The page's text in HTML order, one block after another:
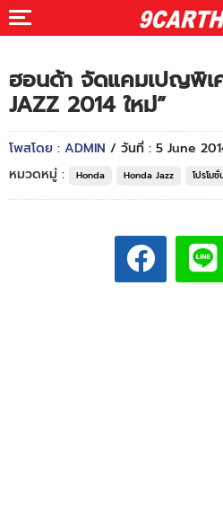
ฮอนด้า จัดแคมเปญพิเ
JAZZ 2014 ใหม่”
โพสโดย : ADMIN / วันที่ : 5 June
หมวดหมู่ :
Honda Honda Jazz โปรโม